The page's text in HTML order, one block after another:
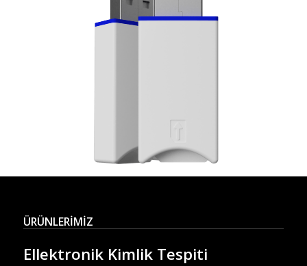
ÜRÜNLERİMİZ
Ellektronik Kimlik Tespiti